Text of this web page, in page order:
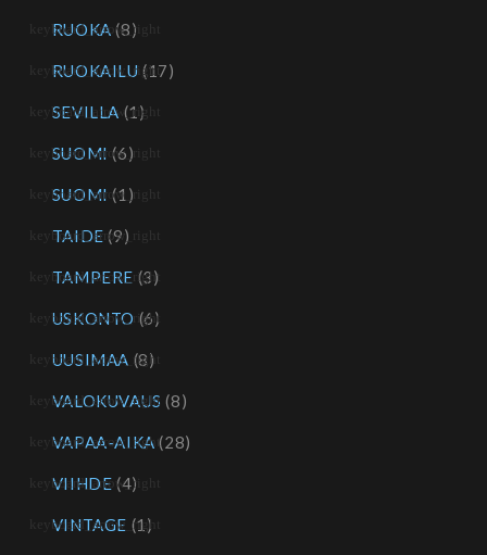
RUOKA (8)
RUOKAILU (17)
SEVILLA (1)
SUOMI (6)
SUOMI (1)
TAIDE (9)
TAMPERE (3)
USKONTO (6)
UUSIMAA (8)
VALOKUVAUS (8)
VAPAA-AIKA (28)
VIIHDE (4)
VINTAGE (1)